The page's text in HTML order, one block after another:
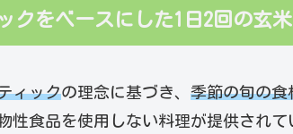
クをベースにした1日2回の玄
ィックの理念に基づき、 季節の旬の食
性食品を使用しない料理が提供され